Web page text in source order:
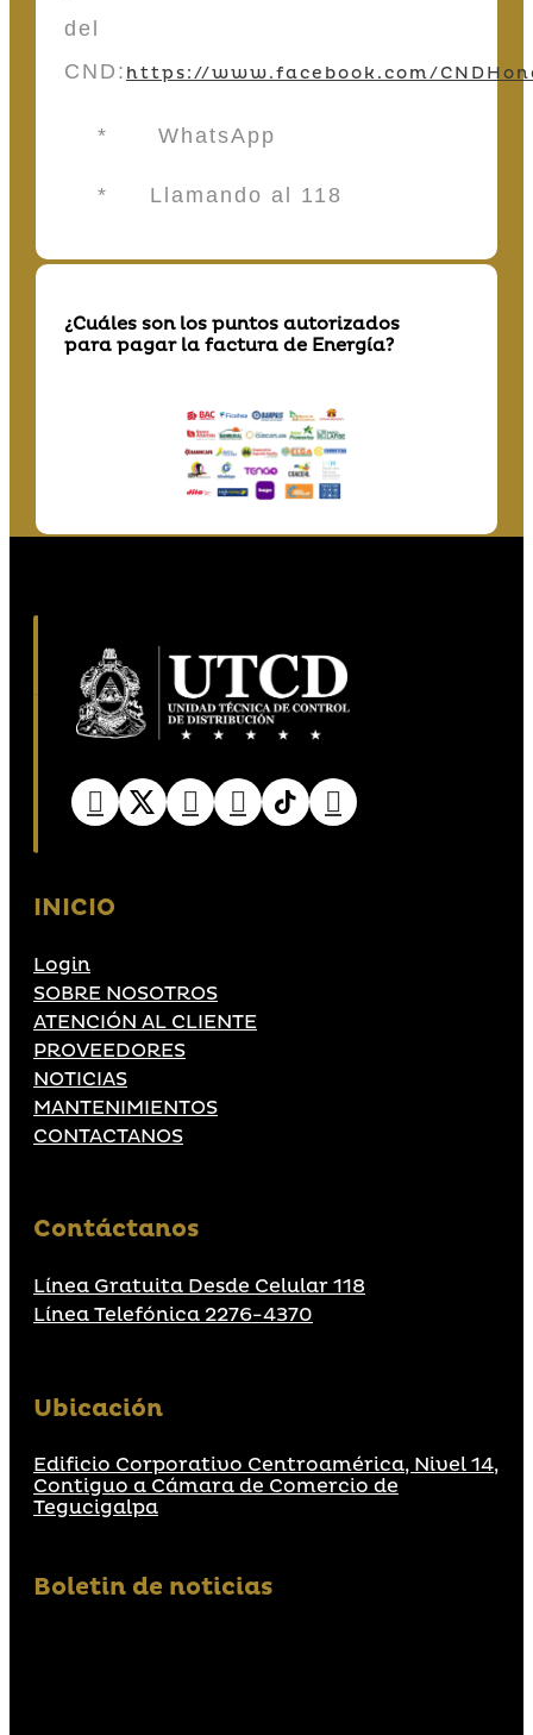
del
CND: https://www.facebook.com/
* WhatsApp
* Llamando al 118
¿Cuáles son los puntos autorizados
para pagar la factura de Energía?
INICIO
Login
SOBRE NOSOTROS
ATENCIÓN AL CLIENTE
PROVEEDORES
NOTICIAS
MANTENIMIENTOS
CONTACTANOS
Contáctanos
Línea Gratuita Desde Celular 118
Línea Telefónica 2276-4370
Ubicación
Edificio Corporativo Centroamérica, Nivel 14,
Contiguo a Cámara de Comercio de
Tegucigalpa
Boletin de noticias